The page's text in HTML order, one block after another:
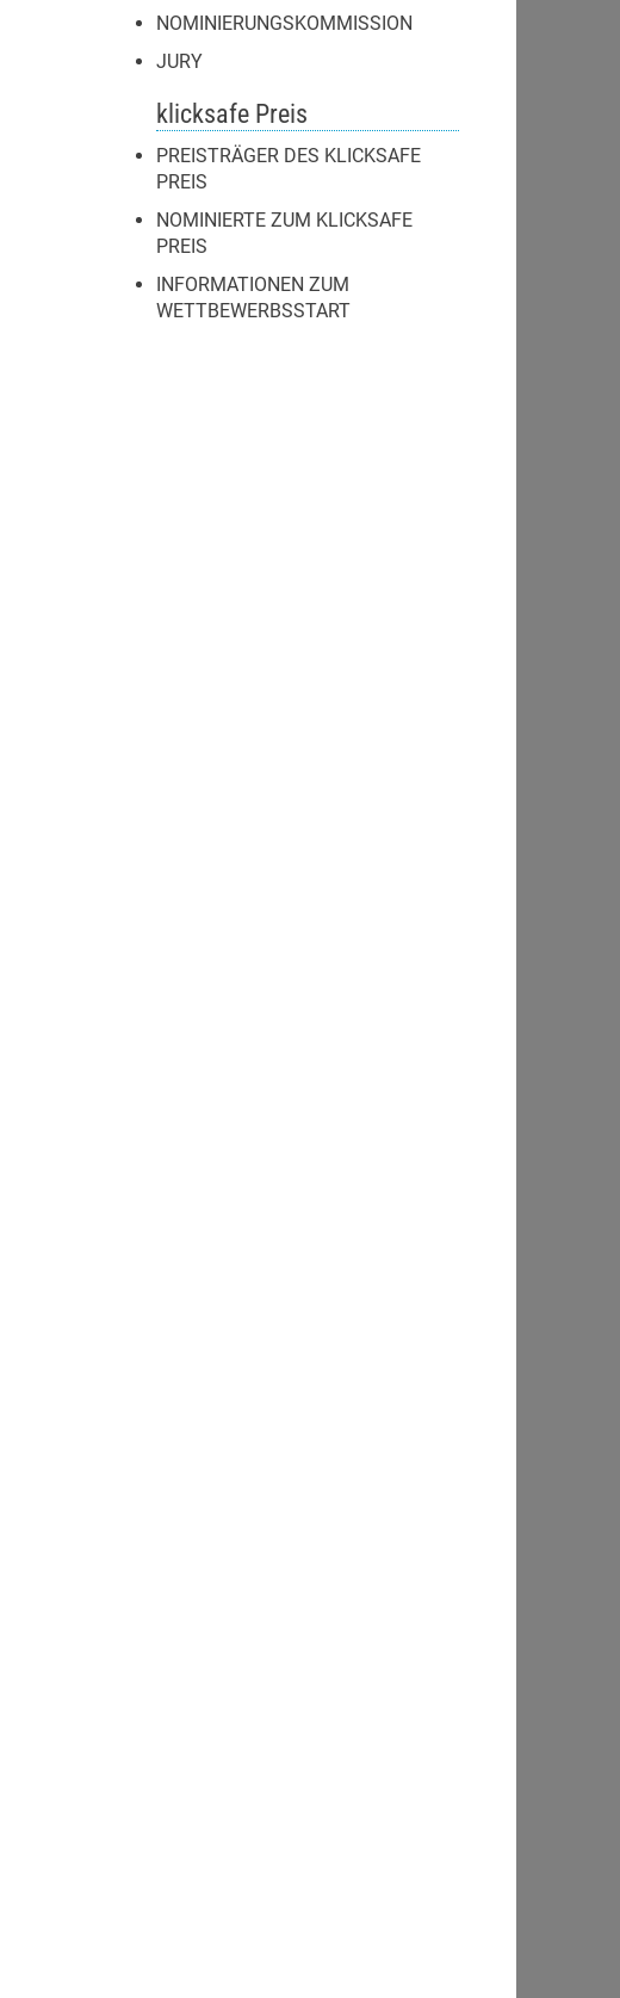
NOMINIERUNGSKOMMISSION
JURY
klicksafe Preis
PREISTRÄGER DES KLICKSAFE
PREIS
NOMINIERTE ZUM KLICKSAFE
PREIS
INFORMATIONEN ZUM
WETTBEWERBSSTART